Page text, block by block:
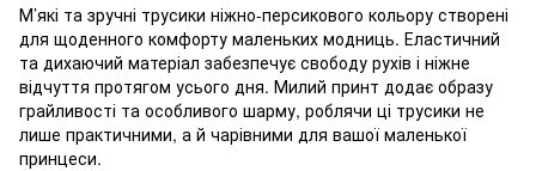
М’які та зручні трусики ніжно-персикового кольору створені
для щоденного комфорту маленьких модниць. Еластичний
та дихаючий матеріал забезпечує свободу рухів і ніжне
відчуття протягом усього дня. Милий принт додає образу
грайливості та особливого шарму, роблячи ці трусики не
лише практичними, а й чарівними для вашої маленької
принцеси.